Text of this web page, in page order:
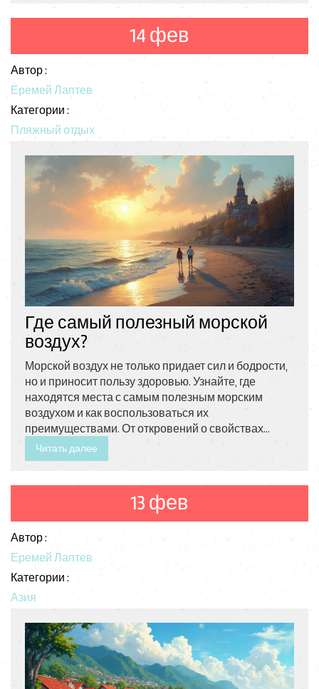
правила и полезные советы для тех, кто планирует
остановиться на ночь в заповеднике.
14 фев
Автор :
Еремей Лаптев
Категории :
Пляжный отдых
Где самый полезный морской
воздух?
Морской воздух не только придает сил и бодрости,
но и приносит пользу здоровью. Узнайте, где
находятся места с самым полезным морским
воздухом и как воспользоваться их
преимуществами. От откровений о свойствах
ионного состава до неожиданных фактов о
влиянии климата. Эти инсайты помогут вам
Читать далее
13 фев
Автор :
Еремей Лаптев
Категории :
Азия